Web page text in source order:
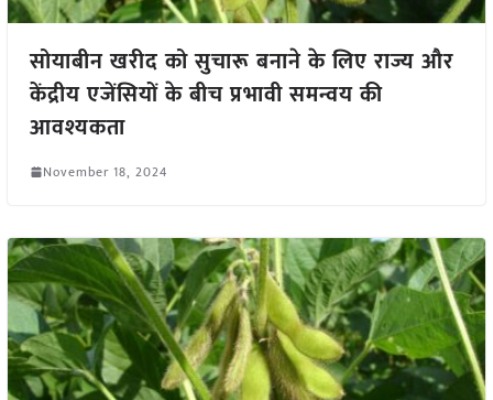
सोयाबीन खरीद को सुचारू बनाने के लिए राज्य और
केंद्रीय एजेंसियों के बीच प्रभावी समन्वय की
आवश्यकता
November 18, 2024